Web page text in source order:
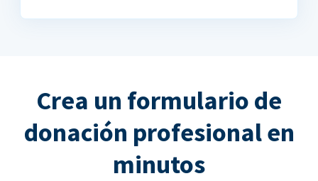
Crea un formulario de
donación profesional en
minutos